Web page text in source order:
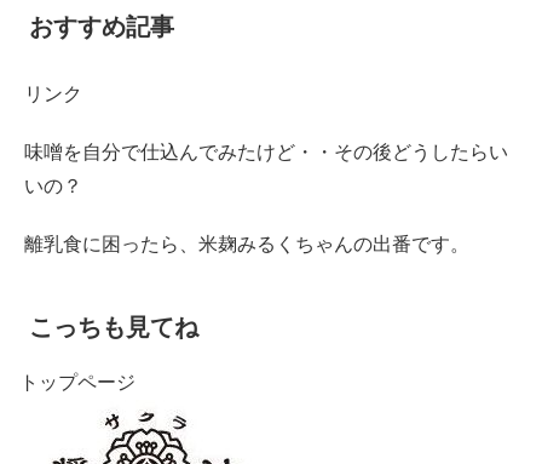
おすすめ記事
リンク
味噌を自分で仕込んでみたけど・・その後どうしたらい
いの？
離乳食に困ったら、米麹みるくちゃんの出番です。
こっちも見てね
トップページ